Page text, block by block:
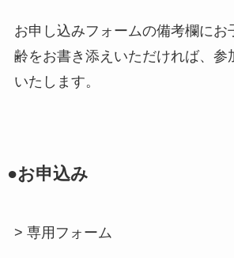
お申し込みフォームの備考欄にお
齢をお書き添えいただければ、参
いたします。
●お申込み
> 専用フォーム